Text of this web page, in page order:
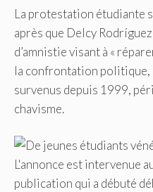
La protestation étudiante
après que Delcy
d’amnistie visant à «
la confrontation politique,
survenus depuis 1999,
chavisme.
L'annonce est intervenue
publication qui a débuté